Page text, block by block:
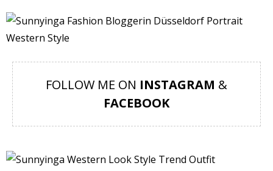
FOLLOW ME ON INSTAGRAM &
FACEBOOK